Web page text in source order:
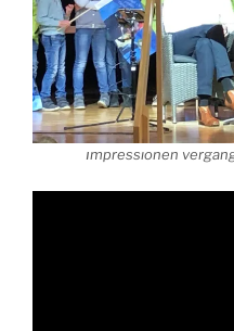
Impressionen